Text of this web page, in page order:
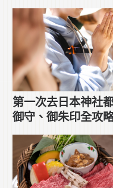
第一次去日本神社
御守、御朱印全攻